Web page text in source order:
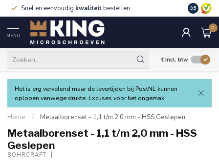
Snel en eenvoudig kwaliteitbestellen 9.5
MENU
0
€Incl. btw
Het is erg vervelend maar de levertijden bij PostNL kunnen
oplopen vanwege drukte. Excuses voor het ongemak!
Home / Metaalborenset - 1,1 t/m 2,0 mm - HSS Geslepen
Metaalborenset - 1,1 t/m 2,0 mm - HSS
Geslepen
BOHRCRAFT